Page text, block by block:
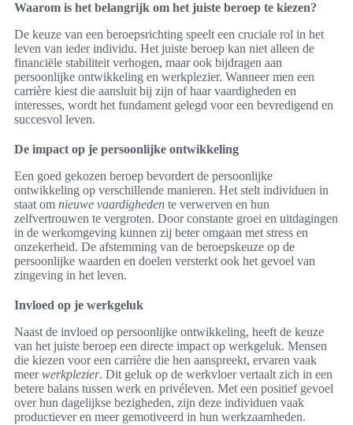
Waarom is het belangrijk om het juiste beroep te kiezen?
De keuze van een beroepsrichting speelt een cruciale rol in het
leven van ieder individu. Het juiste beroep kan niet alleen de
financiële stabiliteit verhogen, maar ook bijdragen aan
persoonlijke ontwikkeling en werkplezier. Wanneer men een
carrière kiest die aansluit bij zijn of haar vaardigheden en
interesses, wordt het fundament gelegd voor een bevredigend en
succesvol leven.
De impact op je persoonlijke ontwikkeling
Een goed gekozen beroep bevordert de persoonlijke
ontwikkeling op verschillende manieren. Het stelt individuen in
staat om nieuwe vaardigheden te verwerven en hun
zelfvertrouwen te vergroten. Door constante groei en uitdagingen
in de werkomgeving kunnen zij beter omgaan met stress en
onzekerheid. De afstemming van de beroepskeuze op de
persoonlijke waarden en doelen versterkt ook het gevoel van
zingeving in het leven.
Invloed op je werkgeluk
Naast de invloed op persoonlijke ontwikkeling, heeft de keuze
van het juiste beroep een directe impact op werkgeluk. Mensen
die kiezen voor een carrière die hen aanspreekt, ervaren vaak
meerwerkplezier. Dit geluk op de werkvloer vertaalt zich in een
betere balans tussen werk en privéleven. Met een positief gevoel
over hun dagelijkse bezigheden, zijn deze individuen vaak
productiever en meer gemotiveerd in hun werkzaamheden.